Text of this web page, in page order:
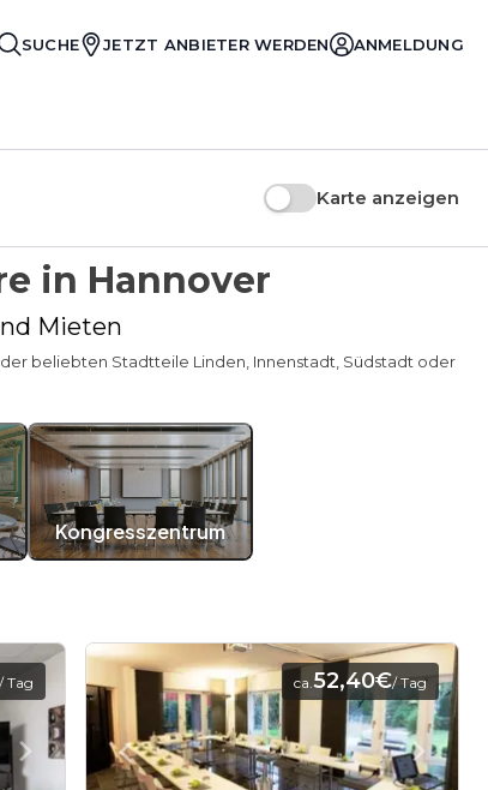
SUCHE JETZT ANBIETER WERDEN ANMELDUNG
Karte anzeigen
in Hannover
Mieten
beliebten Stadtteile Linden, Innenstadt, Südstadt oder
Kongresszentrum
/ Tag ca.52,40€/ Tag